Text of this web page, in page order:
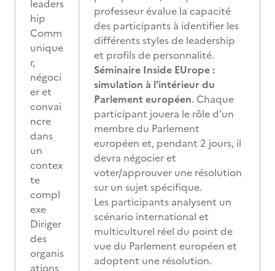
leaders
hip
Comm
unique
r,
négoci
er et
convai
ncre
dans
un
contex
te
compl
exe
Diriger
des
organis
ations
professeur évalue la capacité
des participants à identifier les
différents styles de leadership
et profils de personnalité.
Séminaire Inside EUrope :
simulation à l'intérieur du
Parlement européen. Chaque
participant jouera le rôle d'un
membre du Parlement
européen et, pendant 2 jours, il
devra négocier et
voter/approuver une résolution
sur un sujet spécifique.
Les participants analysent un
scénario international et
multiculturel réel du point de
vue du Parlement européen et
adoptent une résolution.